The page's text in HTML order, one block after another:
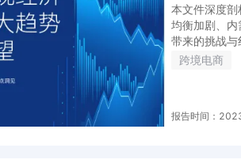
本文件深度
均衡加剧、
带来的挑战
跨境电商
报告时间：